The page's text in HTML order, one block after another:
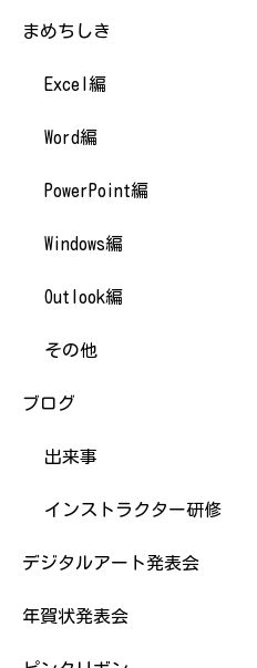
まめちしき
Excel編
Word編
PowerPoint編
Windows編
Outlook編
その他
ブログ
出来事
インストラクター研修
デジタルアート発表会
年賀状発表会